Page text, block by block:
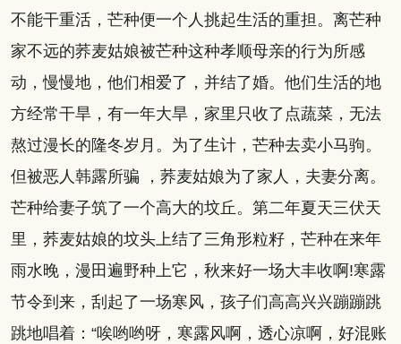
不能干重活，芒种便一个人挑起生活的重担。离芒种
家不远的荞麦姑娘被芒种这种孝顺母亲的行为所感
动，慢慢地，他们相爱了，并结了婚。他们生活的地
方经常干旱，有一年大旱，家里只收了点蔬菜，无法
熬过漫长的隆冬岁月。为了生计，芒种去卖小马驹。
但被恶人韩露所骗 ，荞麦姑娘为了家人，夫妻分离。
芒种给妻子筑了一个高大的坟丘。第二年夏天三伏天
里，荞麦姑娘的坟头上结了三角形粒籽，芒种在来年
雨水晚，漫田遍野种上它，秋来好一场大丰收啊!寒露
节令到来，刮起了一场寒风，孩子们高高兴兴蹦蹦跳
跳地唱着：“唉哟哟呀，寒露风啊，透心凉啊，好混账